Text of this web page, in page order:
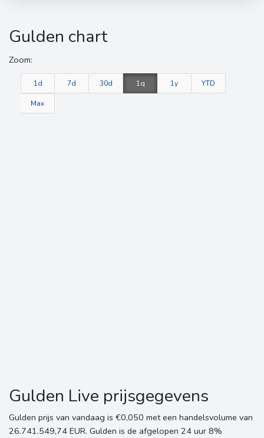
Gulden chart
Zoom:
1d 7d 30d 1q 1y YTD
Max
Gulden Live prijsgegevens
Gulden prijs van vandaag is €0,050 met een handelsvolume van
26.741.549,74 EUR. Gulden is de afgelopen 24 uur 8%